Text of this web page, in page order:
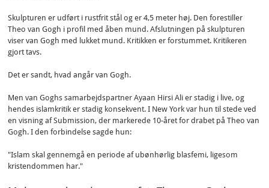
Skulpturen er udført i rustfrit stål og er 4,5 meter høj. Den forestiller
Theo van Gogh i profil med åben mund. Afslutningen på skulpturen
viser van Gogh med lukket mund. Kritikken er forstummet. Kritikeren
gjort tavs.
Det er sandt, hvad angår van Gogh.
Men van Goghs samarbejdspartner Ayaan Hirsi Ali er stadig i live, og
hendes islamkritik er stadig konsekvent. I New York var hun til stede ved
en visning af Submission, der markerede 10-året for drabet på Theo van
Gogh. I den forbindelse sagde hun:
"Islam skal gennemgå en periode af ubønhørlig blasfemi, ligesom
kristendommen har."